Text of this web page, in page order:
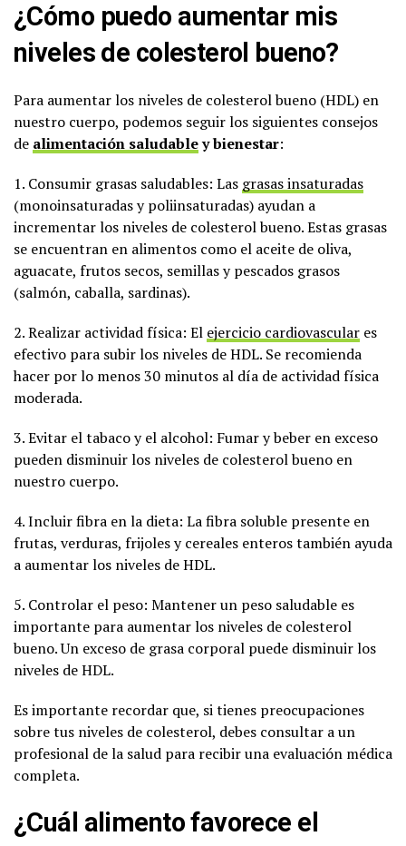
¿Cómo puedo aumentar mis
niveles de colesterol bueno?
Para aumentar los niveles de colesterol bueno (HDL) en
nuestro cuerpo, podemos seguir los siguientes consejos
de alimentación saludabley bienestar:
1. Consumir grasas saludables: Las grasas insaturadas
(monoinsaturadas y poliinsaturadas) ayudan a
incrementar los niveles de colesterol bueno. Estas grasas
se encuentran en alimentos como el aceite de oliva,
aguacate, frutos secos, semillas y pescados grasos
(salmón, caballa, sardinas).
2. Realizar actividad física: El ejercicio cardiovascular es
efectivo para subir los niveles de HDL. Se recomienda
hacer por lo menos 30 minutos al día de actividad física
moderada.
3. Evitar el tabaco y el alcohol: Fumar y beber en exceso
pueden disminuir los niveles de colesterol bueno en
nuestro cuerpo.
4. Incluir fibra en la dieta: La fibra soluble presente en
frutas, verduras, frijoles y cereales enteros también ayuda
a aumentar los niveles de HDL.
5. Controlar el peso: Mantener un peso saludable es
importante para aumentar los niveles de colesterol
bueno. Un exceso de grasa corporal puede disminuir los
niveles de HDL.
Es importante recordar que, si tienes preocupaciones
sobre tus niveles de colesterol, debes consultar a un
profesional de la salud para recibir una evaluación médica
completa.
¿Cuál alimento favorece el